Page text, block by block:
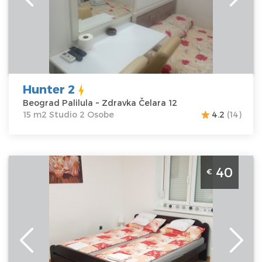
Čelara 12
Struktura :
Studio
Hunter 2
Beograd Palilula ~ Zdravka Čelara 12
15 m2 Studio 2 Osobe
4.2 (14)
Studio Apartman Flowers 1 Beograd Savski Venac, studio
apartman, velicine 25m2 na odlicnoj lokaciji
Savski Venac
Adresa:
Vojvode
Milenka 41
Gosti:2
Kvadratura :
25
m2
Struktura :
€ 40